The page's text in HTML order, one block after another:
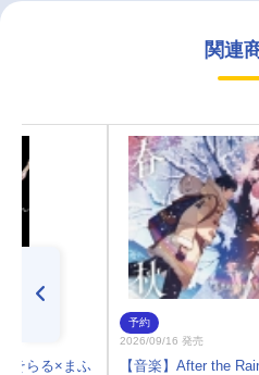
関連
そらる×まふ
予約
2026/09/16 発売
【音楽】After the